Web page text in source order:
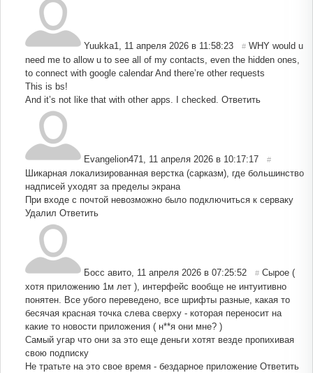
Yuukka1, 11 апреля 2026 в 11:58:23 # WHY would u
need me to allow u to see all of my contacts, even the hidden ones,
to connect with google calendar And there’re other requests
This is bs!
And it’s not like that with other apps. I checked. Ответить
Evangelion471, 11 апреля 2026 в 10:17:17 #
Шикарная локализированная верстка (сарказм), где большинство
надписей уходят за пределы экрана
При входе с почтой невозможно было подключиться к серваку
Удалил Ответить
Босс авито, 11 апреля 2026 в 07:25:52 # Сырое (
хотя приложению 1м лет ), интерфейс вообще не интуитивно
понятен. Все убого переведено, все шрифты разные, какая то
бесячая красная точка слева сверху - которая переносит на
какие то новости приложения ( н**я они мне? )
Самый угар что они за это еще деньги хотят везде пропихивая
свою подписку
Не тратьте на это свое время - бездарное приложение Ответить